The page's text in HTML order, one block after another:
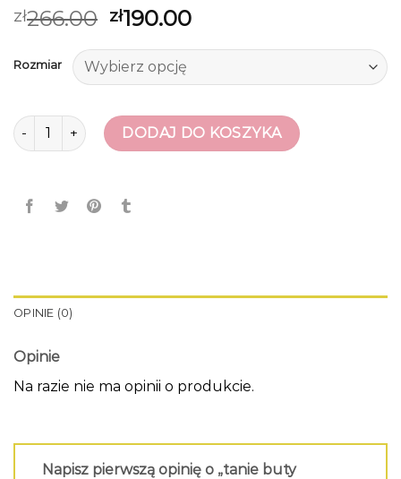
zł266.00 zł190.00
Rozmiar
ilość tanie buty damskieDODAJ DO KOSZYKA
OPINIE (0)
Opinie
Na razie nie ma opinii o produkcie.
Napisz pierwszą opinię o „tanie buty